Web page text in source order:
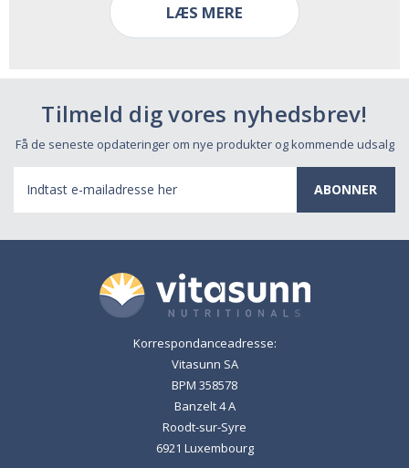
LÆS MERE
Tilmeld dig vores nyhedsbrev!
Få de seneste opdateringer om nye produkter og kommende udsalg
mail-
adresse
Korrespondanceadresse:
Vitasunn SA
BPM 358578
Banzelt 4 A
Roodt-sur-Syre
6921 Luxembourg